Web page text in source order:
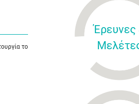
το
Έρευνες